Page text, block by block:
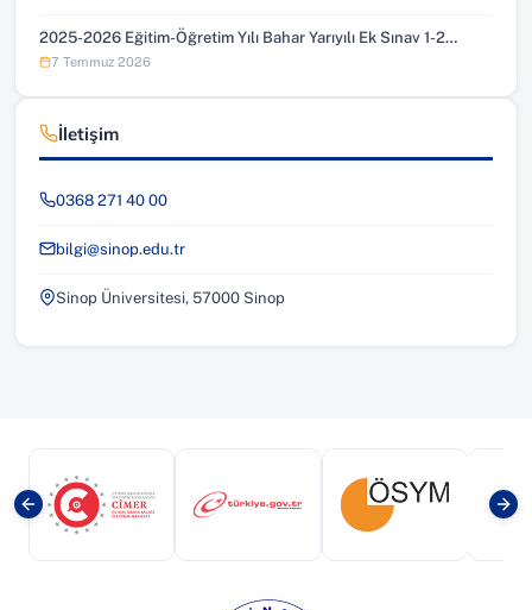
2025-2026 Eğitim-Öğretim Yılı Bahar Yarıyılı Ek Sınav 1-2…
7 Temmuz 2026
İletişim
0368 271 40 00
bilgi@sinop.edu.tr
Sinop Üniversitesi, 57000 Sinop
(yeni sekmede açılır)(yeni sekmede açılır)(yeni sekmede